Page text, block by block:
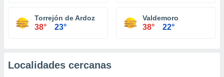
Torrejón de Ardoz
38° 23°
Valdemoro
38° 22°
Localidades cercanas